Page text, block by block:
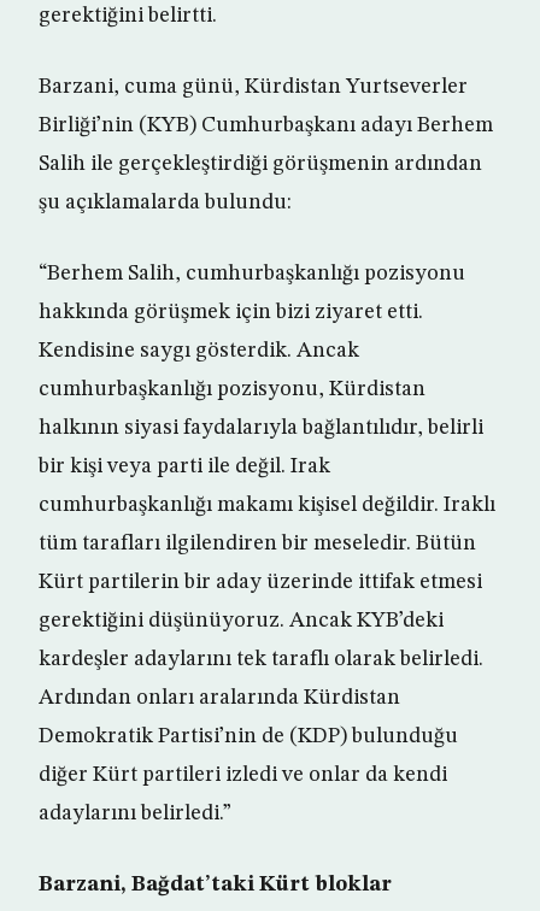
gerektiğini belirtti.
Barzani, cuma günü, Kürdistan Yurtseverler
Birliği’nin (KYB) Cumhurbaşkanı adayı Berhem
Salih ile gerçekleştirdiği görüşmenin ardından
şu açıklamalarda bulundu:
“Berhem Salih, cumhurbaşkanlığı pozisyonu
hakkında görüşmek için bizi ziyaret etti.
Kendisine saygı gösterdik. Ancak
cumhurbaşkanlığı pozisyonu, Kürdistan
halkının siyasi faydalarıyla bağlantılıdır, belirli
bir kişi veya parti ile değil. Irak
cumhurbaşkanlığı makamı kişisel değildir. Iraklı
tüm tarafları ilgilendiren bir meseledir. Bütün
Kürt partilerin bir aday üzerinde ittifak etmesi
gerektiğini düşünüyoruz. Ancak KYB’deki
kardeşler adaylarını tek taraflı olarak belirledi.
Ardından onları aralarında Kürdistan
Demokratik Partisi’nin de (KDP) bulunduğu
diğer Kürt partileri izledi ve onlar da kendi
adaylarını belirledi.”
Barzani, Bağdat’taki Kürt bloklar